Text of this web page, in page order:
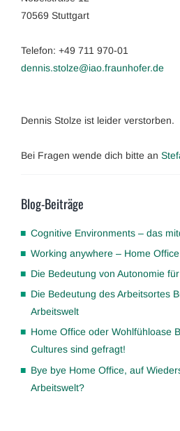
70569 Stuttgart
Telefon: +49 711 970-01
dennis.stolze@iao.fraunhofer.de
Dennis Stolze ist leider verstorben.
Bei Fragen wende dich bitte an
Blog-Beiträge
Cognitive Environments – das
Working anywhere – Home
Die Bedeutung von Autonomie
Die Bedeutung des Arbeitsortes
Arbeitswelt
Home Office oder Wohlfühloase
Cultures sind gefragt!
Bye bye Home Office, auf
Arbeitswelt?